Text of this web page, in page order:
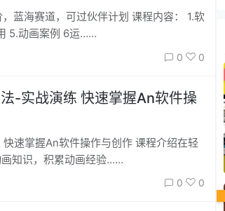
可过伙伴计划 课程内容： 1.软
5.动画案例 6运……
0 0
-实战演练 快速掌握An软件操
软件操作与创作 课程介绍在轻
知识，积累动画经验……
0 0